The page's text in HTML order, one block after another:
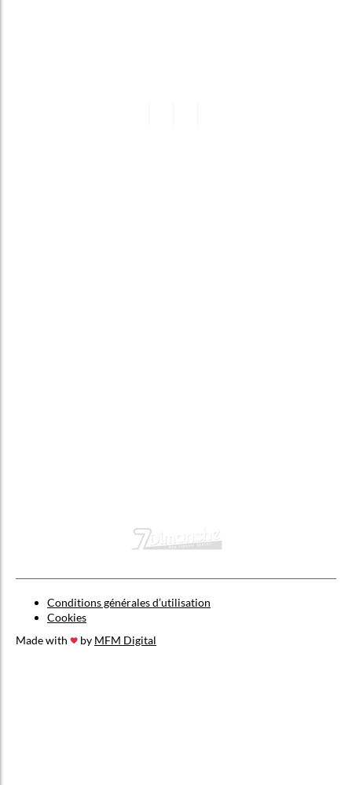
Conditions générales d’utilisation
Cookies
Made with
by MFM Digital